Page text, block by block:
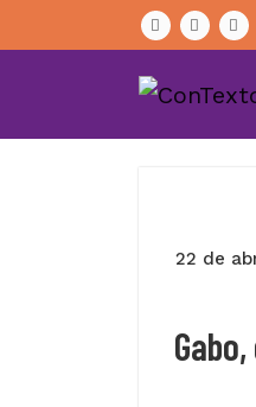
to
22 de